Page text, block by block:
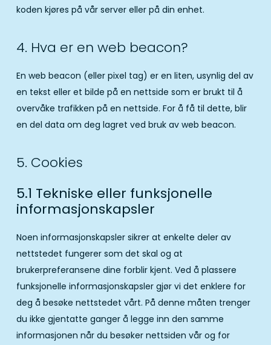
koden kjøres på vår server eller på din enhet.
4. Hva er en web beacon?
En web beacon (eller pixel tag) er en liten, usynlig del av
en tekst eller et bilde på en nettside som er brukt til å
overvåke trafikken på en nettside. For å få til dette, blir
en del data om deg lagret ved bruk av web beacon.
5. Cookies
5.1 Tekniske eller funksjonelle
informasjonskapsler
Noen informasjonskapsler sikrer at enkelte deler av
nettstedet fungerer som det skal og at
brukerpreferansene dine forblir kjent. Ved å plassere
funksjonelle informasjonskapsler gjør vi det enklere for
deg å besøke nettstedet vårt. På denne måten trenger
du ikke gjentatte ganger å legge inn den samme
informasjonen når du besøker nettsiden vår og for